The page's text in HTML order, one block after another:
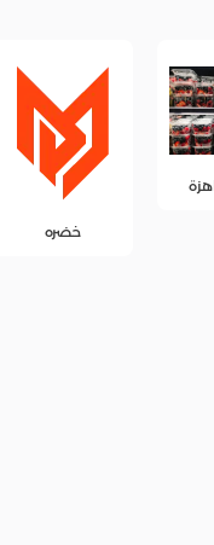
خضروات فرز